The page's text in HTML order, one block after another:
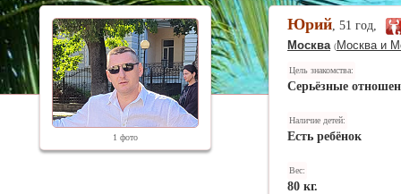
1 фото
Юрий, 51 год,
Москва (Москва и
Цель знакомства:
Серьёзные
Наличие детей:
Есть ребёнок
Вес:
80 кг.